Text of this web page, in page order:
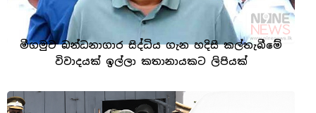
මීගමුව බන්ධනාගාර සිද්ධිය ගැන හදිසි කල්තැබීමේ
විවාදයක් ඉල්ලා කතානායකට ලිපියක්